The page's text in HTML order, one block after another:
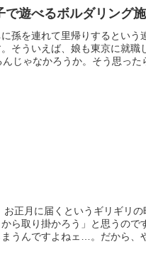
遊べるボルダリング
孫を連れて里帰りするという
そういえば、娘も東京に就職
じゃなかろうか。そう思った
正月に届くというギリギリの
ら取り掛かろう」と思うので
うんですよねェ…。だから、